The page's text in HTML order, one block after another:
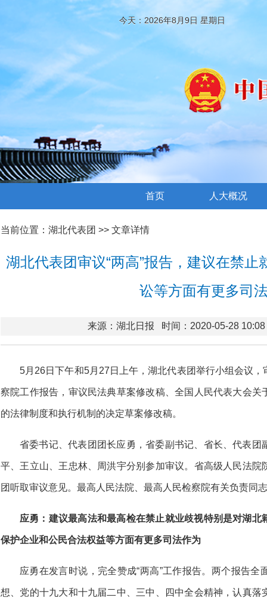
今天：2026年8月9日 星期日
首页 人大概况
当前位置： 湖北代表团 >> 文章详情
湖北代表团审议“两高”报告，建议在禁
讼等方面有更多司
来源：湖北日报 时间：2020-05-28 10:08
5月26日下午和5月27日上午，湖北代表团举行小组会议
察院工作报告，审议民法典草案修改稿、全国人民代表大会
的法律制度和执行机制的决定草案修改稿。
省委书记、代表团团长应勇，省委副书记、省长、代表
平、王立山、王忠林、周洪宇分别参加审议。省高级人民法
团听取审议意见。最高人民法院、最高人民检察院有关负责同
应勇：建议最高法和最高检在禁止就业歧视特别是对湖
保护企业和公民合法权益等方面有更多司法作为
应勇在发言时说，完全赞成“两高”工作报告。两个报告
想、党的十九大和十九届二中、三中、四中全会精神，认真